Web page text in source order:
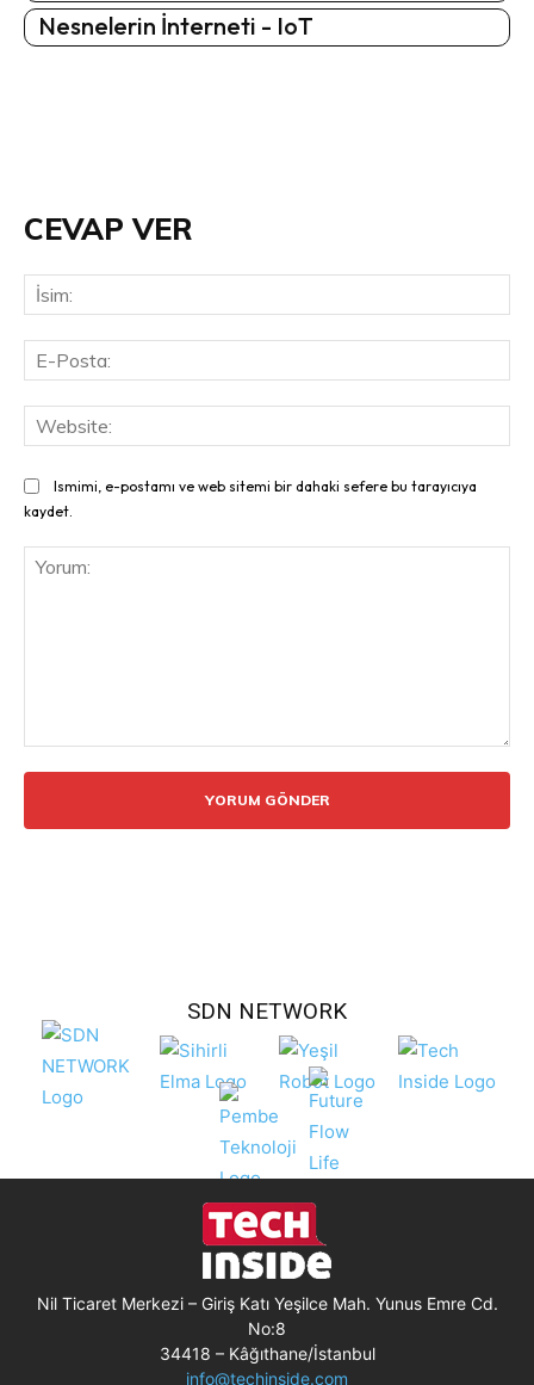
Nesnelerin İnterneti - IoT
CEVAP VER
Ismimi, e-postamı ve web sitemi bir dahaki sefere bu tarayıcıya
kaydet.
SDN NETWORK
Nil Ticaret Merkezi – Giriş Katı Yeşilce Mah. Yunus Emre Cd.
No:8
34418 – Kâğıthane/İstanbul
info@techinside.com